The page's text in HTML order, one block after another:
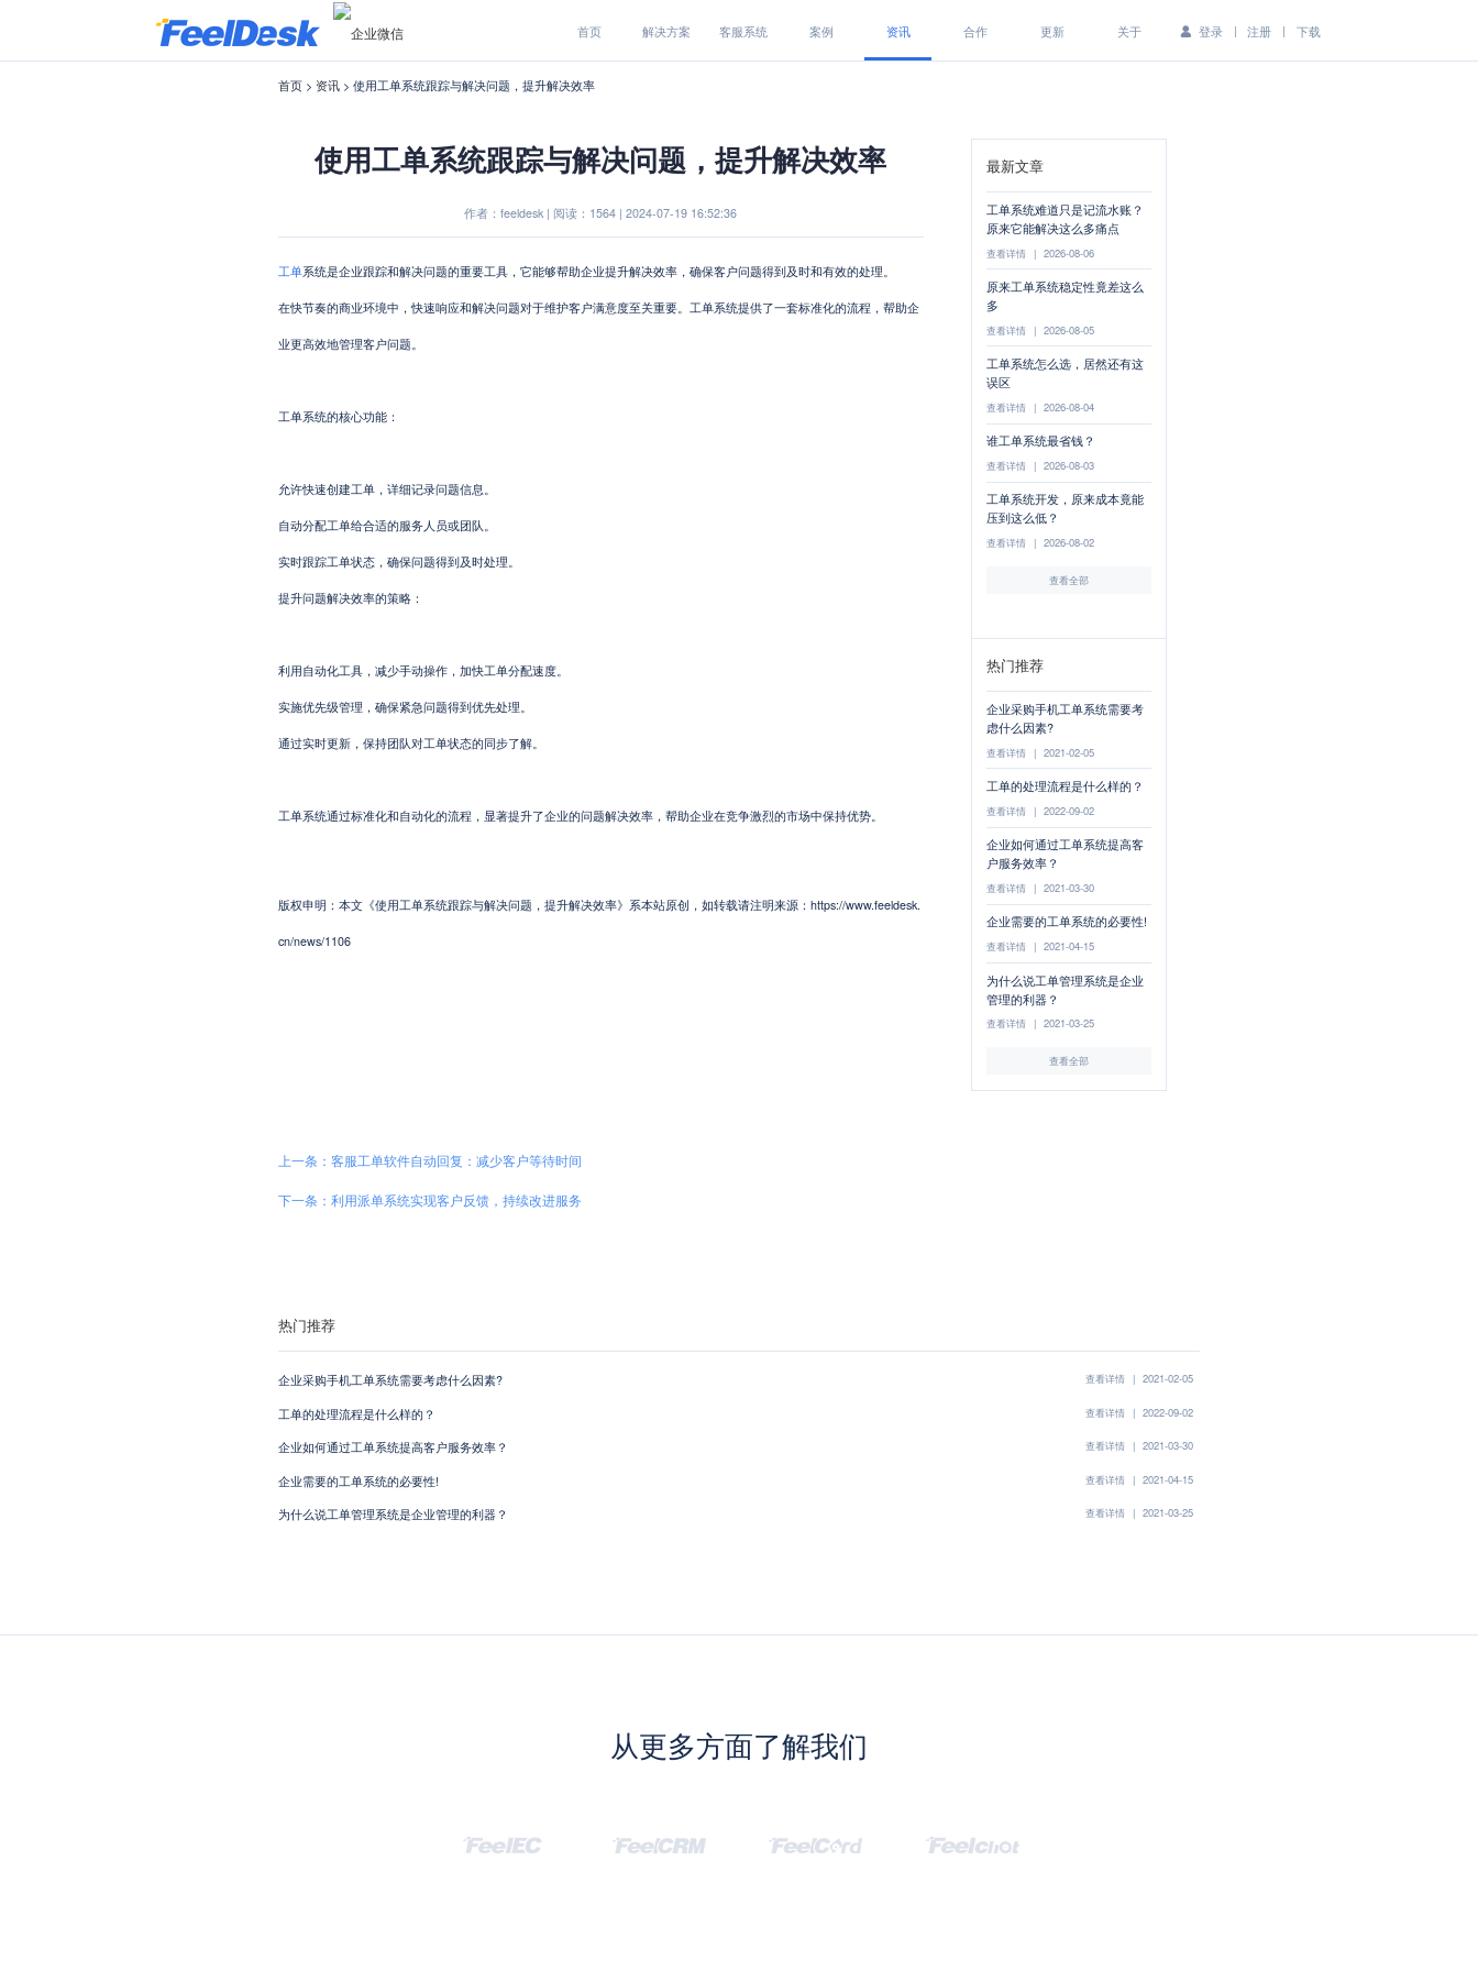
首页 解决方案 客服系统 案例 资讯 合作 更新 关于 登录 | 注册 | 下载
首页> 资讯> 使用工单系统跟踪与解决问题，提升解决效率
使用工单系统跟踪与解决问题，提升解决效率
作者：feeldesk | 阅读：1564 | 2024-07-19 16:52:36
工单系统是企业跟踪和解决问题的重要工具，它能够帮助企业提升解决效率，确保客户问题得到及时和有效的处理。
在快节奏的商业环境中，快速响应和解决问题对于维护客户满意度至关重要。工单系统提供了一套标准化的流程，帮助企
业更高效地管理客户问题。
工单系统的核心功能：
允许快速创建工单，详细记录问题信息。
自动分配工单给合适的服务人员或团队。
实时跟踪工单状态，确保问题得到及时处理。
提升问题解决效率的策略：
利用自动化工具，减少手动操作，加快工单分配速度。
实施优先级管理，确保紧急问题得到优先处理。
通过实时更新，保持团队对工单状态的同步了解。
工单系统通过标准化和自动化的流程，显著提升了企业的问题解决效率，帮助企业在竞争激烈的市场中保持优势。
版权申明：本文《使用工单系统跟踪与解决问题，提升解决效率》系本站原创，如转载请注明来源：https://www.feeldesk.
cn/news/1106
最新文章
工单系统难道只是记流水账？
原来它能解决这么多痛点
查看详情 | 2026-08-06
原来工单系统稳定性竟差这么
多
查看详情 | 2026-08-05
工单系统怎么选，居然还有这
误区
查看详情 | 2026-08-04
谁工单系统最省钱？
查看详情 | 2026-08-03
工单系统开发，原来成本竟能
压到这么低？
查看详情 | 2026-08-02
查看全部
热门推荐
企业采购手机工单系统需要考
虑什么因素?
查看详情 | 2021-02-05
工单的处理流程是什么样的？
查看详情 | 2022-09-02
企业如何通过工单系统提高客
户服务效率？
查看详情 | 2021-03-30
企业需要的工单系统的必要性!
查看详情 | 2021-04-15
为什么说工单管理系统是企业
管理的利器？
查看详情 | 2021-03-25
查看全部
上一条：客服工单软件自动回复：减少客户等待时间
下一条：利用派单系统实现客户反馈，持续改进服务
热门推荐
企业采购手机工单系统需要考虑什么因素? 查看详情 | 2021-02-05
工单的处理流程是什么样的？ 查看详情 | 2022-09-02
企业如何通过工单系统提高客户服务效率？ 查看详情 | 2021-03-30
企业需要的工单系统的必要性! 查看详情 | 2021-04-15
为什么说工单管理系统是企业管理的利器？ 查看详情 | 2021-03-25
从更多方面了解我们